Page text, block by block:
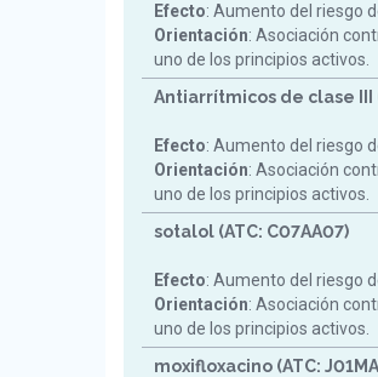
Efecto: Aumento del riesgo
Orientación: Asociación
uno de los principios activos.
Antiarrítmicos de clase III
Efecto: Aumento del riesgo
Orientación: Asociación
uno de los principios activos.
sotalol (ATC: C07AA07)
Efecto: Aumento del riesgo
Orientación: Asociación
uno de los principios activos.
moxifloxacino (ATC: